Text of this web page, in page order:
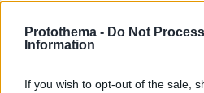
Protothema - Do Not
Information
If you wish to opt-out of the sale,
08.08.2026, 18:08